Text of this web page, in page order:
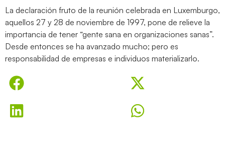
La declaración fruto de la reunión celebrada en Luxemburgo,
aquellos 27 y 28 de noviembre de 1997, pone de relieve la
importancia de tener “gente sana en organizaciones sanas”.
Desde entonces se ha avanzado mucho; pero es
responsabilidad de empresas e individuos materializarlo.